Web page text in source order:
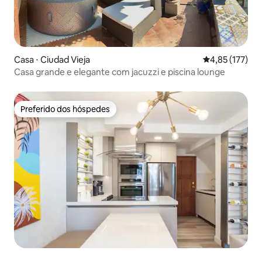
Casa ⋅ Ciudad Vieja 4,85 de uma
4,85 (177)
Casa grande e elegante com jacuzzi e piscina lounge
Preferido dos hóspedes
Preferido dos hóspedes